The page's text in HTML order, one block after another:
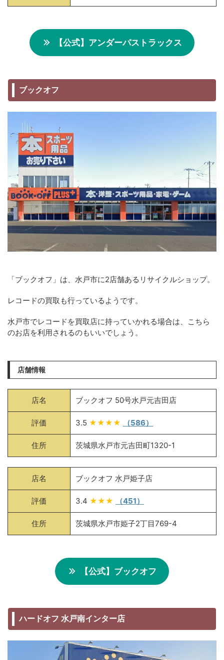
【公式】アンダーパストラックス
ブックオフ
「ブックオフ」は、水戸市に2店舗あるリサイクルショップ。
レコードの買取も行っているようです。
水戸市でレコードを買取店に持っていかれる場合は、こちら
のお店を利用されるのもいいでしょう。
店舗情報
店名 ブックオフ 50号水戸元吉田店
評価 3.5 ★★★★ （586）
住所 茨城県水戸市元吉田町1320-1
店名 ブックオフ 水戸姫子店
評価 3.4 ★★★ （451）
住所 茨城県水戸市姫子2丁目769-4
【公式】ブックオフ
ハードオフ 水戸南インター店